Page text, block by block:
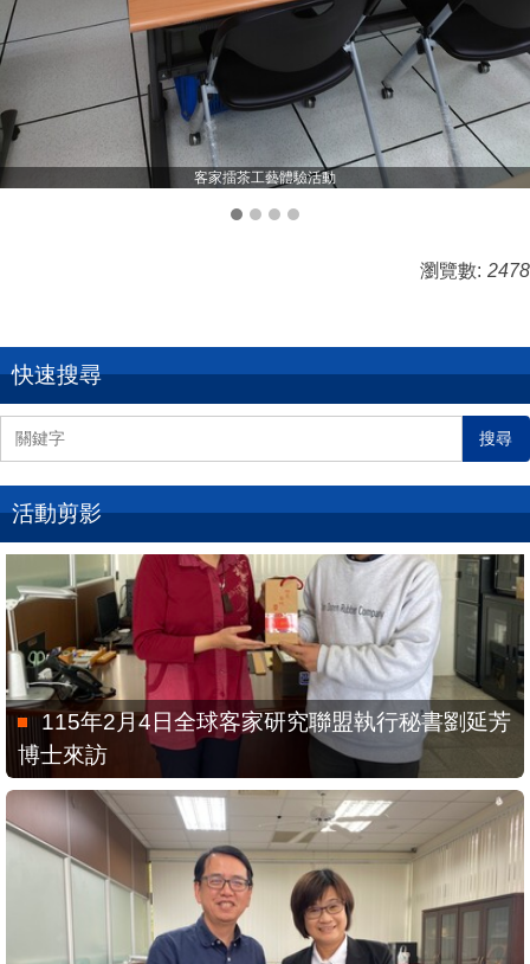
客家擂茶工藝體驗活動
瀏覽數: 2478
快速搜尋
搜尋
活動剪影
115年2月4日全球客家研究聯盟執行秘書劉延芳
博士來訪